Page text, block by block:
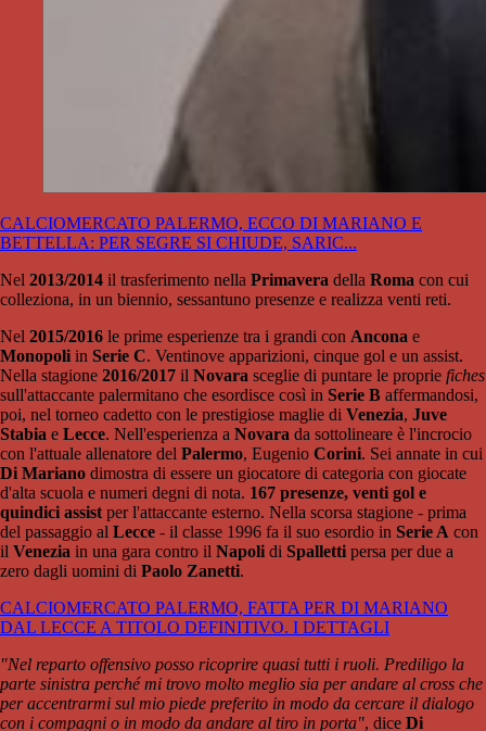
CALCIOMERCATO PALERMO, ECCO DI MARIANO E
BETTELLA: PER SEGRE SI CHIUDE, SARIC...
Nel 2013/2014 il trasferimento nella Primavera della Roma con cui
colleziona, in un biennio, sessantuno presenze e realizza venti reti.
Nel 2015/2016 le prime esperienze tra i grandi con Ancona e
Monopoli in Serie C. Ventinove apparizioni, cinque gol e un assist.
Nella stagione 2016/2017 il Novara sceglie di puntare le proprie fiches
sull'attaccante palermitano che esordisce così in Serie B affermandosi,
poi, nel torneo cadetto con le prestigiose maglie di Venezia, Juve
Stabia e Lecce. Nell'esperienza a Novara da sottolineare è l'incrocio
con l'attuale allenatore del Palermo, Eugenio Corini. Sei annate in cui
Di Mariano dimostra di essere un giocatore di categoria con giocate
d'alta scuola e numeri degni di nota. 167 presenze, venti gol e
quindici assistper l'attaccante esterno. Nella scorsa stagione - prima
del passaggio al Lecce - il classe 1996 fa il suo esordio in Serie A con
il Venezia in una gara contro il Napoli di Spalletti persa per due a
zero dagli uomini di Paolo Zanetti.
CALCIOMERCATO PALERMO, FATTA PER DI MARIANO
DAL LECCE A TITOLO DEFINITIVO. I DETTAGLI
"Nel reparto offensivo posso ricoprire quasi tutti i ruoli. Prediligo la
parte sinistra perché mi trovo molto meglio sia per andare al cross che
per accentrarmi sul mio piede preferito in modo da cercare il dialogo
con i compagni o in modo da andare al tiro in porta", dice Di